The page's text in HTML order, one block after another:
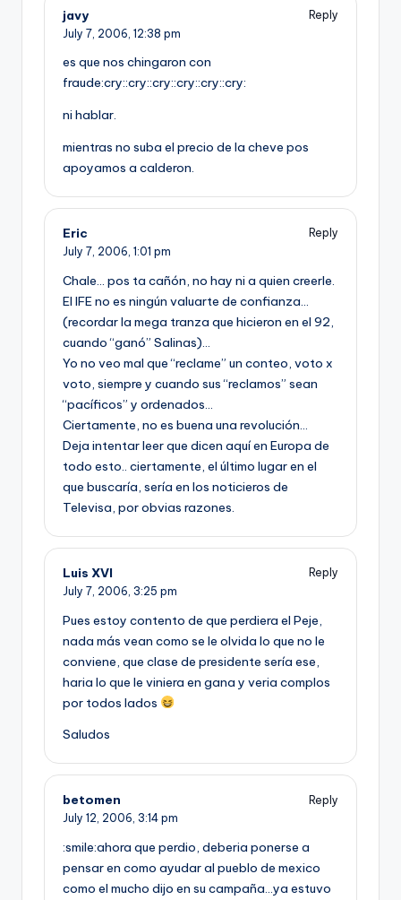
javy
Reply
July 7, 2006, 12:38 pm
es que nos chingaron con
fraude:cry::cry::cry::cry::cry::cry:
ni hablar.
mientras no suba el precio de la cheve pos
apoyamos a calderon.
Eric
Reply
July 7, 2006, 1:01 pm
Chale… pos ta cañón, no hay ni a quien creerle.
El IFE no es ningún valuarte de confianza…
(recordar la mega tranza que hicieron en el 92,
cuando “ganó” Salinas)…
Yo no veo mal que “reclame” un conteo, voto x
voto, siempre y cuando sus “reclamos” sean
“pací­ficos” y ordenados…
Ciertamente, no es buena una revolución…
Deja intentar leer que dicen aquí­ en Europa de
todo esto.. ciertamente, el último lugar en el
que buscarí­a, serí­a en los noticieros de
Televisa, por obvias razones.
Luis XVI
Reply
July 7, 2006, 3:25 pm
Pues estoy contento de que perdiera el Peje,
nada más vean como se le olvida lo que no le
conviene, que clase de presidente serí­a ese,
haria lo que le viniera en gana y veria complos
por todos lados
Saludos
betomen
Reply
July 12, 2006, 3:14 pm
:smile:ahora que perdio, deberia ponerse a
pensar en como ayudar al pueblo de mexico
como el mucho dijo en su campaña…ya estuvo